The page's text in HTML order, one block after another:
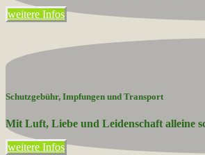
weitere Infos
Schutzgebühr, Impfungen und Transport
Mit Luft, Liebe und Leidenschaft alleine
weitere Infos